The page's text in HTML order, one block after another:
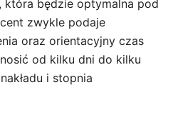
która będzie optymalna pod
zwykle podaje
oraz orientacyjny czas
od kilku dni do kilku
i stopnia